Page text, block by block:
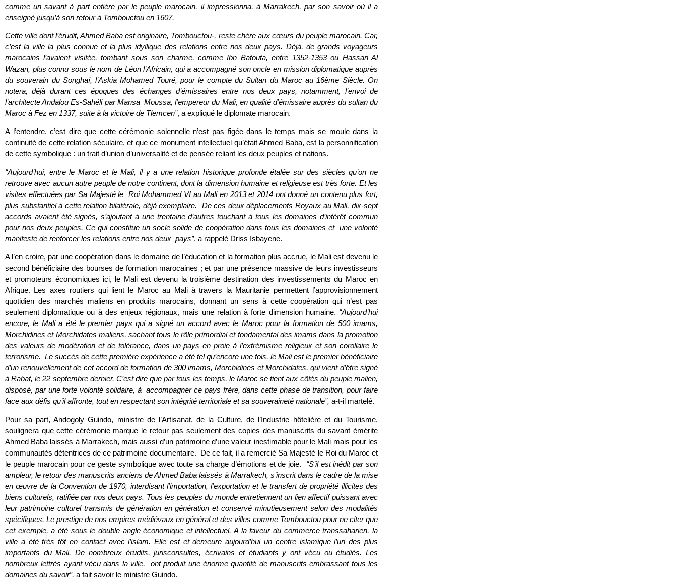
comme un savant à part entière par le peuple marocain, il impressionna, à Marrakech, par son savoir où il a
enseigné jusqu’à son retour à Tombouctou en 1607.
Cette ville dont l’érudit, Ahmed Baba est originaire, Tombouctou-, reste chère aux cœurs du peuple marocain. Car,
c’est la ville la plus connue et la plus idyllique des relations entre nos deux pays. Déjà, de grands voyageurs
marocains l’avaient visitée, tombant sous son charme, comme Ibn Batouta, entre 1352-1353 ou Hassan Al
Wazan, plus connu sous le nom de Léon l’Africain, qui a accompagné son oncle en mission diplomatique auprès
du souverain du Songhaï, l’Askia Mohamed Touré, pour le compte du Sultan du Maroc au 16ème Siècle. On
notera, déjà durant ces époques des échanges d’émissaires entre nos deux pays, notamment, l’envoi de
l’architecte Andalou Es-Sahéli par Mansa Moussa, l’empereur du Mali, en qualité d’émissaire auprès du sultan du
Maroc à Fez en 1337, suite à la victoire de Tlemcen”, a expliqué le diplomate marocain.
A l’entendre, c’est dire que cette cérémonie solennelle n’est pas figée dans le temps mais se moule dans la
continuité de cette relation séculaire, et que ce monument intellectuel qu’était Ahmed Baba, est la personnification
de cette symbolique : un trait d’union d’universalité et de pensée reliant les deux peuples et nations.
“Aujourd’hui, entre le Maroc et le Mali, il y a une relation historique profonde étalée sur des siècles qu’on ne
retrouve avec aucun autre peuple de notre continent, dont la dimension humaine et religieuse est très forte. Et les
visites effectuées par Sa Majesté le Roi Mohammed VI au Mali en 2013 et 2014 ont donné un contenu plus fort,
plus substantiel à cette relation bilatérale, déjà exemplaire. De ces deux déplacements Royaux au Mali, dix-sept
accords avaient été signés, s’ajoutant à une trentaine d’autres touchant à tous les domaines d’intérêt commun
pour nos deux peuples. Ce qui constitue un socle solide de coopération dans tous les domaines et une volonté
manifeste de renforcer les relations entre nos deux pays”, a rappelé Driss Isbayene.
A l’en croire, par une coopération dans le domaine de l’éducation et la formation plus accrue, le Mali est devenu le
second bénéficiaire des bourses de formation marocaines ; et par une présence massive de leurs investisseurs
et promoteurs économiques ici, le Mali est devenu la troisième destination des investissements du Maroc en
Afrique. Les axes routiers qui lient le Maroc au Mali à travers la Mauritanie permettent l’approvisionnement
quotidien des marchés maliens en produits marocains, donnant un sens à cette coopération qui n’est pas
seulement diplomatique ou à des enjeux régionaux, mais une relation à forte dimension humaine. “Aujourd’hui
encore, le Mali a été le premier pays qui a signé un accord avec le Maroc pour la formation de 500 imams,
Morchidines et Morchidates maliens, sachant tous le rôle primordial et fondamental des imams dans la promotion
des valeurs de modération et de tolérance, dans un pays en proie à l’extrémisme religieux et son corollaire le
terrorisme. Le succès de cette première expérience a été tel qu’encore une fois, le Mali est le premier bénéficiaire
d’un renouvellement de cet accord de formation de 300 imams, Morchidines et Morchidates, qui vient d’être signé
à Rabat, le 22 septembre dernier. C’est dire que par tous les temps, le Maroc se tient aux côtés du peuple malien,
disposé, par une forte volonté solidaire, à accompagner ce pays frère, dans cette phase de transition, pour faire
face aux défis qu’il affronte, tout en respectant son intégrité territoriale et sa souveraineté nationale”, a-t-il martelé.
Pour sa part, Andogoly Guindo, ministre de l’Artisanat, de la Culture, de l’Industrie hôtelière et du Tourisme,
soulignera que cette cérémonie marque le retour pas seulement des copies des manuscrits du savant émérite
Ahmed Baba laissés à Marrakech, mais aussi d’un patrimoine d’une valeur inestimable pour le Mali mais pour les
communautés détentrices de ce patrimoine documentaire. De ce fait, il a remercié Sa Majesté le Roi du Maroc et
le peuple marocain pour ce geste symbolique avec toute sa charge d’émotions et de joie. “S’il est inédit par son
ampleur, le retour des manuscrits anciens de Ahmed Baba laissés à Marrakech, s’inscrit dans le cadre de la mise
en œuvre de la Convention de 1970, interdisant l’importation, l’exportation et le transfert de propriété illicites des
biens culturels, ratifiée par nos deux pays. Tous les peuples du monde entretiennent un lien affectif puissant avec
leur patrimoine culturel transmis de génération en génération et conservé minutieusement selon des modalités
spécifiques. Le prestige de nos empires médiévaux en général et des villes comme Tombouctou pour ne citer que
cet exemple, a été sous le double angle économique et intellectuel. A la faveur du commerce transsaharien, la
ville a été très tôt en contact avec l’islam. Elle est et demeure aujourd’hui un centre islamique l’un des plus
importants du Mali. De nombreux érudits, jurisconsultes, écrivains et étudiants y ont vécu ou étudiés. Les
nombreux lettrés ayant vécu dans la ville, ont produit une énorme quantité de manuscrits embrassant tous les
domaines du savoir”, a fait savoir le ministre Guindo.